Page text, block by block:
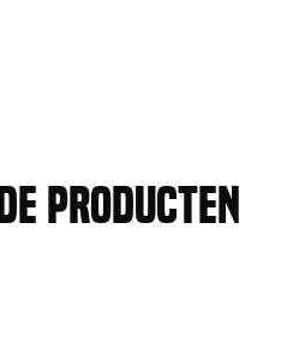
producten